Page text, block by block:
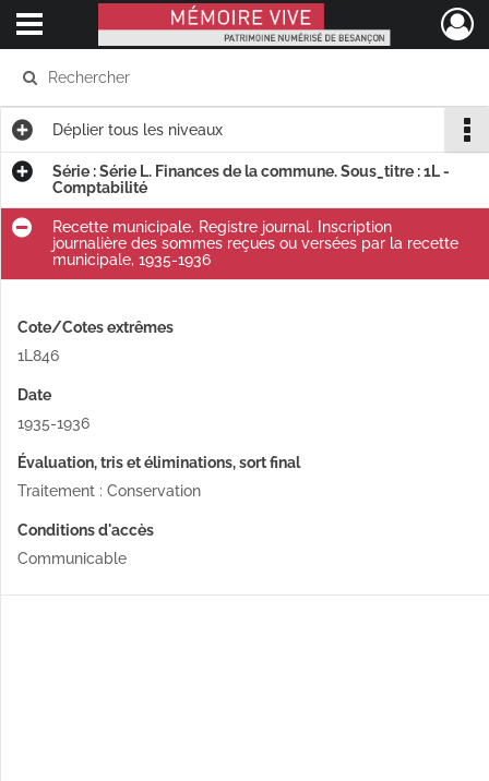
Mémoire Vive patrimoine numérisé de Besançon
Ouvrir le menu déroulant
Déplier tous les niveaux
Série : Série L. Finances de la commune. Sous_titre : 1L -
Comptabilité
Recette municipale. Registre journal. Inscription
journalière des sommes reçues ou versées par la recette
municipale, 1935-1936
Cote/Cotes extrêmes
1L846
Date
1935-1936
Évaluation, tris et éliminations, sort final
Traitement : Conservation
Conditions d'accès
Communicable